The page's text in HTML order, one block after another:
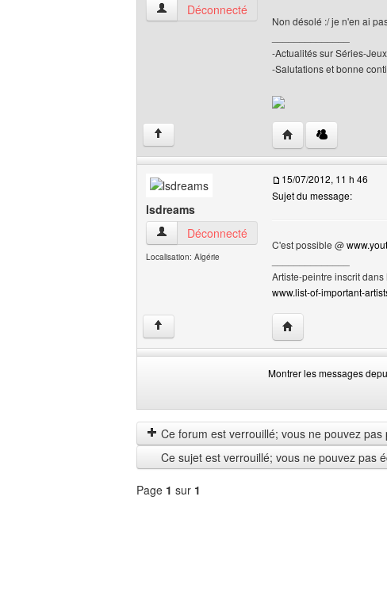
aksel1 Voir le profil de l'utilisateur
Déconnecté
Non désolé :/ je n'en ai
-Actualités sur Séries-
-Salutations et bonne
↑ Visiter le site web de
lsdreams
lsdreams Voir le profil de l'utilisateur
Déconnecté
Localisation: Algérie
15/07/2012, 11 h 46
Sujet du message:
C'est possible @
Artiste-peintre inscrit dans
www.list-of-important-
↑ Visiter le site web de
Montrer les messages
les
messages
depuis
by
Ce forum est verrouillé; vous ne pouvez
Ce sujet est verrouillé; vous ne pouvez pas
Page 1 sur 1